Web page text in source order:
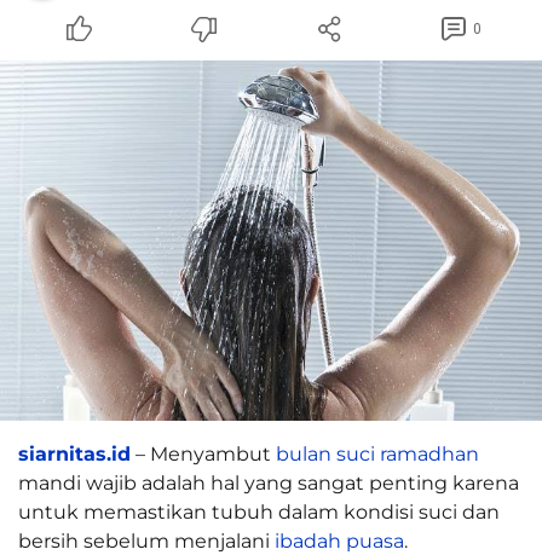
0
siarnitas.id – Menyambut bulan suci ramadhan
mandi wajib adalah hal yang sangat penting karena
untuk memastikan tubuh dalam kondisi suci dan
bersih sebelum menjalani ibadah puasa.